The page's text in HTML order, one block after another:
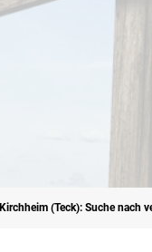
Kirchheim (Teck): Suche nach